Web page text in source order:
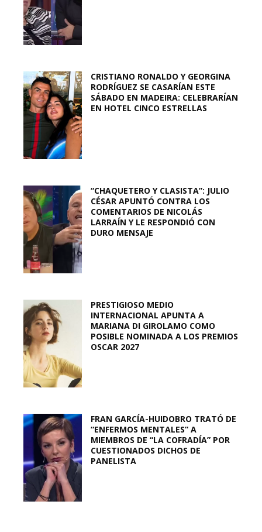
CRISTIANO RONALDO Y GEORGINA
RODRÍGUEZ SE CASARÍAN ESTE
SÁBADO EN MADEIRA: CELEBRARÍAN
EN HOTEL CINCO ESTRELLAS
“CHAQUETERO Y CLASISTA”: JULIO
CÉSAR APUNTÓ CONTRA LOS
COMENTARIOS DE NICOLÁS
LARRAÍN Y LE RESPONDIÓ CON
DURO MENSAJE
PRESTIGIOSO MEDIO
INTERNACIONAL APUNTA A
MARIANA DI GIROLAMO COMO
POSIBLE NOMINADA A LOS PREMIOS
OSCAR 2027
FRAN GARCÍA-HUIDOBRO TRATÓ DE
“ENFERMOS MENTALES” A
MIEMBROS DE “LA COFRADÍA” POR
CUESTIONADOS DICHOS DE
PANELISTA